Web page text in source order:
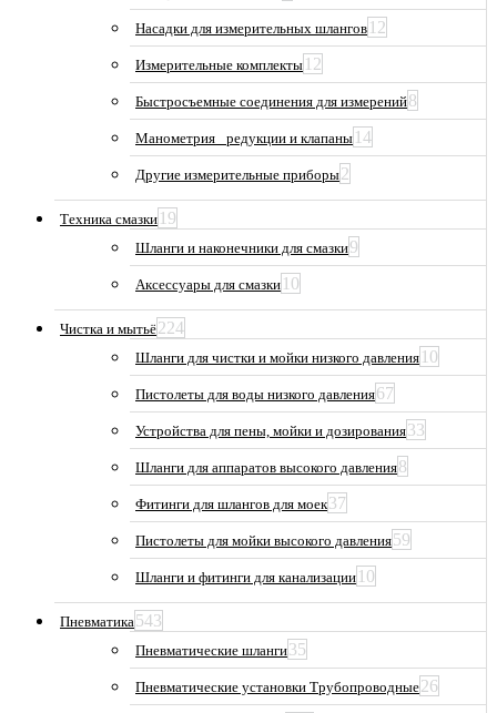
Насадки для измерительных шлангов 12
Измерительные комплекты 12
Быстросъемные соединения для измерений8
Манометрия_ редукции и клапаны 14
Другие измерительные приборы2
Техника смазки 19
Шланги и наконечники для смазки9
Аксессуары для смазки 10
Чистка и мытьё224
Шланги для чистки и мойки низкого давления 10
Пистолеты для воды низкого давления67
Устройства для пены, мойки и дозирования33
Шланги для аппаратов высокого давления8
Фитинги для шлангов для моек37
Пистолеты для мойки высокого давления59
Шланги и фитинги для канализации 10
Пневматика543
Пневматические шланги35
Пневматические установки Трубопроводные26